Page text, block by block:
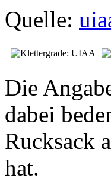
Quelle:
Die
dabei
Rucksack
hat.